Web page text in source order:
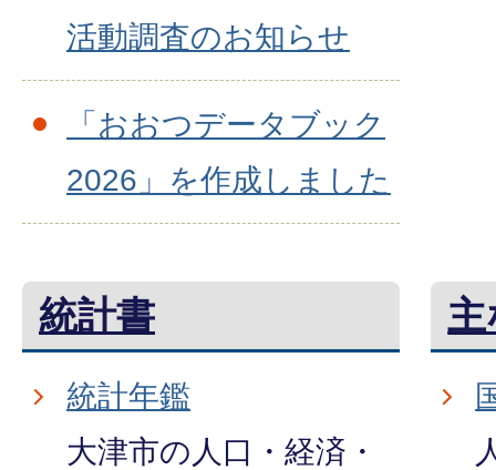
活動調査のお知らせ
「おおつデータブック
2026」を作成しました
統計書
統計年鑑
大津市の人口・経済・